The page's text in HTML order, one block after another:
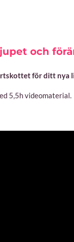
och
för ditt nya
5,5h videomaterial.